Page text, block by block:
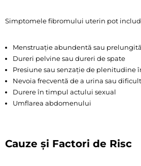
Simptomele fibromului uterin pot
Menstruație abundentă sau prelungită
Dureri pelvine sau dureri de spate
Presiune sau senzație de plenitudine
Nevoia frecventă de a urina sau
Durere în timpul actului sexual
Umflarea abdomenului
Cauze și Factori de Risc